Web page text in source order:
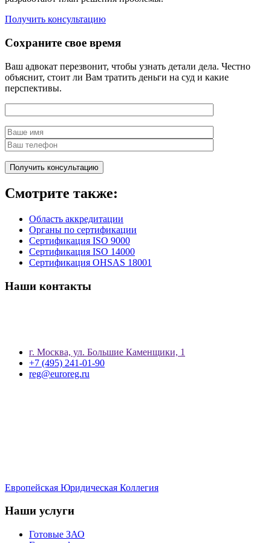
Получить консультацию
Сохраните свое время
Ваш адвокат перезвонит, чтобы узнать детали дела. Честно
объяснит, стоит ли Вам тратить деньги на суд и какие
перспективы.
Смотрите также:
Область аккредитации
Органы по сертификации
Сертификация ISO 9000
Сертификация ISO 14000
Сертификация OHSAS 18001
Наши контакты
г. Москва, ул. Большие Каменщики, 1
+7 (495) 241-01-90
reg@euroreg.ru
Европейская Юридическая Коллегия
Наши услуги
Готовые ЗАО